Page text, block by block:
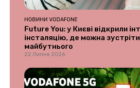
НОВИНИ VODAFONE
Future You: у Києві відкрили
інсталяцію, де можна
майбутнього
22 Липня 2026